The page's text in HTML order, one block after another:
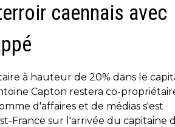
caennais avec
à hauteur de 20% dans le
Capton restera co-
d'affaires et de médias s'est
France sur l'arrivée du capitaine